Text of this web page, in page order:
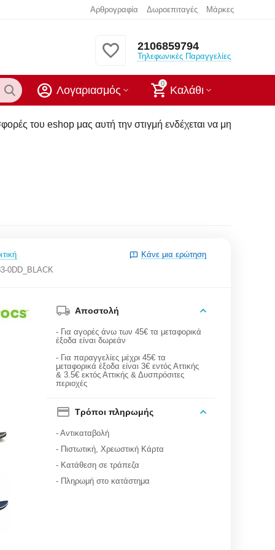
Αρθρογραφία Δωροεπιταγές Μάρκες
2106859794
Τηλεφωνικές Παραγγελίες
0
Καλάθι
Λογαριασμός
αυτή την στιγμή ενδέχεται να μην υπάρχουν στα
Κάνε μια ερώτηση
0DD_BLACK
Αποστολή
- Για αγορές άνω των 45€ τα μεταφορικά
έξοδα είναι δωρεάν
- Για παραγγελίες μέχρι 45€ τα
μεταφορικά έξοδα είναι 3€ εντός Αττικής
& 3.5€ εκτός Αττικής & Δυσπρόσιτες
περιοχές
Τρόποι πληρωμής
- Αντικαταβολή
- Πιστωτική, Χρεωστική Κάρτα
- Κατάθεση σε τράπεζα
- Πληρωμή στο κατάστημα